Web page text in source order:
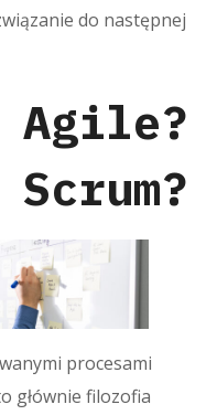
do następnej
Agile?
procesami
głównie filozofia